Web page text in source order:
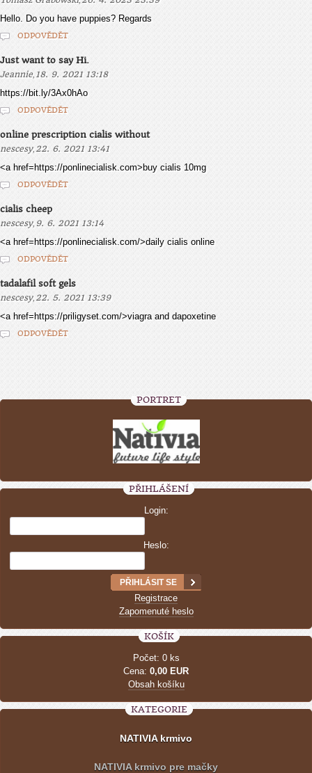
Hello. Do you have puppies? Regards
ODPOVĚDĚT
Just want to say Hi.
Jeannie, 18. 9. 2021 13:18
https://bit.ly/3Ax0hAo
ODPOVĚDĚT
online prescription cialis without
nescesy, 22. 6. 2021 13:41
<a href=https://ponlinecialisk.com>buy cialis 10mg
ODPOVĚDĚT
cialis cheep
nescesy, 9. 6. 2021 13:14
<a href=https://ponlinecialisk.com/>daily cialis online
ODPOVĚDĚT
tadalafil soft gels
nescesy, 22. 5. 2021 13:39
<a href=https://priligyset.com/>viagra and dapoxetine
ODPOVĚDĚT
PORTRÉT
PŘIHLÁŠENÍ
Login:
Heslo:
Registrace
Zapomenuté heslo
KOŠÍK
Počet: 0 ks
Cena: 0,00 EUR
Obsah košíku
KATEGORIE
NATIVIA krmivo
NATIVIA krmivo pre mačky